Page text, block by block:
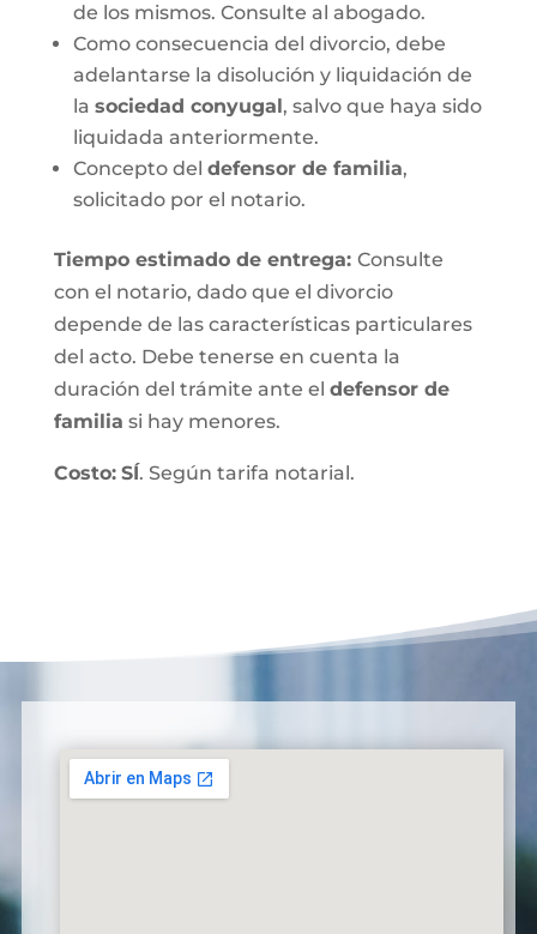
de los mismos. Consulte al abogado.
Como consecuencia del divorcio, debe
adelantarse la disolución y liquidación de
la sociedad conyugal, salvo que haya sido
liquidada anteriormente.
Concepto del defensor de familia,
solicitado por el notario.
Tiempo estimado de entrega: Consulte
con el notario, dado que el divorcio
depende de las características particulares
del acto. Debe tenerse en cuenta la
duración del trámite ante el defensor de
familia si hay menores.
Costo: SÍ. Según tarifa notarial.